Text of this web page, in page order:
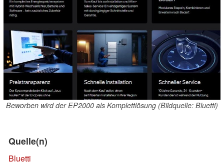
Beworben wird der EP2000 als Komplettlösung (Bildquelle: Bluetti)
Quelle(n)
Bluetti